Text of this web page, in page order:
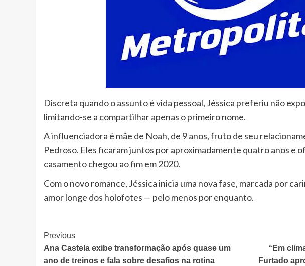
Discreta quando o assunto é vida pessoal, Jéssica preferiu não
limitando-se a compartilhar apenas o primeiro nome.
A influenciadora é mãe de Noah, de 9 anos, fruto de seu
Pedroso. Eles ficaram juntos por aproximadamente quatro anos e
casamento chegou ao fim em 2020.
Com o novo romance, Jéssica inicia uma nova fase, marcada por
amor longe dos holofotes — pelo menos por enquanto.
Post
Navigation
Previous
Ana Castela exibe transformação após quase um
ano de treinos e fala sobre desafios na rotina
“Em
Furtado